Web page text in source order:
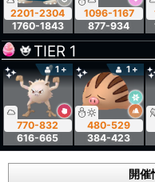
2201-2304
1760-1843
1096-1167
877-934
TIER 1
1+
770-832
616-665
1+
480-529
384-423
開催